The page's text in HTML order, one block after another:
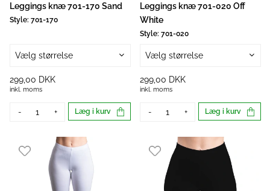
Leggings knæ 701-170 Sand
Style: 701-170
Vælg størrelse
299,00 DKK
inkl. moms
- + Læg i kurv
Leggings knæ 701-020 Off
White
Style: 701-020
Vælg størrelse
299,00 DKK
inkl. moms
- + Læg i kurv